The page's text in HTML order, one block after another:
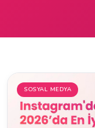
SOSYAL MEDYA